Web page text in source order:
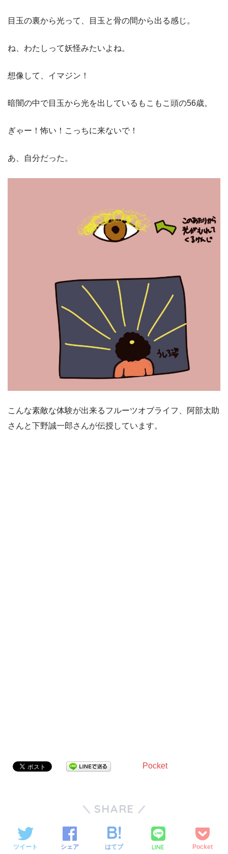
目玉の裏から光って、目玉と骨の間から出る感じ。
ね、わたしって妖怪みたいよね。
想像して、イマジン！
暗闇の中で目玉から光を出しているもこもこ頭の56歳。
ぎゃー！怖い！こっちに来ないで！
あ、自分だった。
こんな素敵な体験が出来るフルーツオブライフ、阿部太助
さんと下野誠一郎さんが伝授しています。
Pocket
SHARE
ツイート シェア はてブ LINE Pocket